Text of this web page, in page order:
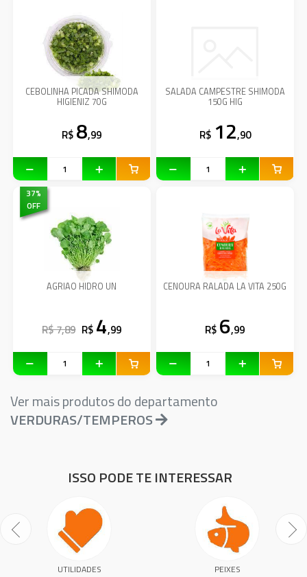
CEBOLINHA PICADA SHIMODA
HIGIENIZ 70G
R$ 8,99
SALADA CAMPESTRE SHIMODA
150G HIG
R$ 12,90
37%
OFF
AGRIAO HIDRO UN
R$ 7,89 R$ 4,99
CENOURA RALADA LA VITA 250G
R$ 6,99
Ver mais produtos do departamento
VERDURAS/TEMPEROS
ISSO PODE TE INTERESSAR
UTILIDADES PEIXES